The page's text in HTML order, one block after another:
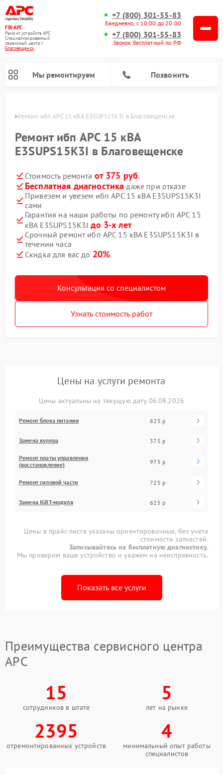
FIX-APC
Ремонт устройств APC
Специализированный
cервисный центр г.
Благовещенск
+7 (800) 301-55-83
Ежедневно, с 10:00 до 20:00
+7 (800) 301-55-83
Звонок бесплатный по РФ
Мы ремонтируем Позвонить
Ремонт ибп APC 15 кВА E3SUPS15K3I в Благовещенске
Ремонт ибп APC 15 кВА
E3SUPS15K3I в Благовещенске
Стоимость ремонта от 375 руб.
Бесплатная диагностика даже при отказе
Привезем и увезем ибп APC 15 кВА E3SUPS15K3I
сами
Гарантия на наши работы по ремонту ибп APC 15
кВА E3SUPS15K3Iдо 3-х лет
Срочный ремонт ибп APC 15 кВА E3SUPS15K3I в
течении часа
Скидка для вас до 20%
Консультация со специалистом
Узнать стоимость работ
Цены на услуги ремонта
Цены актуальны на текущую дату 06.08.2026
Ремонт блока питания 825 р
Замена кулера 375 р
Ремонт платы управления
(восстановление)
975 р
Ремонт силовой части 725 р
Замена IGBT-модуля 625 р
Цены в прайс-листе указаны ориентировочные, без учета
стоимости запчастей.
Записывайтесь на бесплатную диагностику.
Мы проверим ваше устройство и укажем на неисправность.
Показать все услуги
Преимущества сервисного центра
APC
15
сотрудников в штате
5
лет на рынке
2395
отремонтированных устройств
4
минимальный опыт работы
специалистов